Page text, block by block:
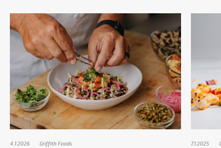
4.1.2026 Griffith Foods 7.1.2025